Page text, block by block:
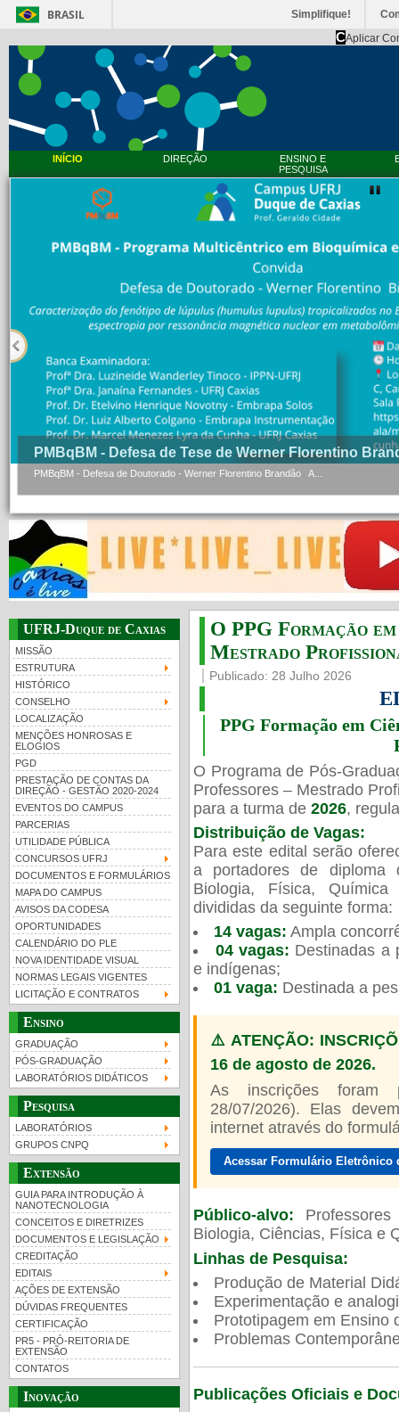
BRASIL Simplifique!
CAplicar
INÍCIO DIREÇÃO
ENSINO E
PESQUISA
PMBqBM - Defesa de Tese de Werner Florentino
PMBqBM - Defesa de Doutorado - Werner Florentino Brandão A...
UFRJ-Duque de Caxias
MISSÃO
ESTRUTURA
HISTÓRICO
CONSELHO
LOCALIZAÇÃO
MENÇÕES HONROSAS E
ELOGIOS
PGD
PRESTAÇÃO DE CONTAS DA
DIREÇÃO - GESTÃO 2020-2024
EVENTOS DO CAMPUS
PARCERIAS
UTILIDADE PÚBLICA
CONCURSOS UFRJ
DOCUMENTOS E FORMULÁRIOS
MAPA DO CAMPUS
AVISOS DA CODESA
OPORTUNIDADES
CALENDÁRIO DO PLE
NOVA IDENTIDADE VISUAL
NORMAS LEGAIS VIGENTES
LICITAÇÃO E CONTRATOS
Ensino
GRADUAÇÃO
PÓS-GRADUAÇÃO
LABORATÓRIOS DIDÁTICOS
Pesquisa
LABORATÓRIOS
GRUPOS CNPQ
Extensão
GUIA PARA INTRODUÇÃO À
NANOTECNOLOGIA
CONCEITOS E DIRETRIZES
DOCUMENTOS E LEGISLAÇÃO
CREDITAÇÃO
EDITAIS
AÇÕES DE EXTENSÃO
DÚVIDAS FREQUENTES
CERTIFICAÇÃO
PR5 - PRÓ-REITORIA DE
EXTENSÃO
CONTATOS
Inovação
O PPG Formação
Mestrado
Publicado: 28 Julho 2026
PPG Formação em
O Programa de Pós-
Professores – Mestrado
para a turma de 2026,
Distribuição de Vagas:
Para este edital serão
a portadores de diploma
Biologia, Física,
divididas da seguinte forma:
14 vagas: Ampla
04 vagas: Destinadas a
e indígenas;
01 vaga: Destinada a
⚠️ ATENÇÃO:
16 de agosto de 2026.
As inscrições foram
28/07/2026). Elas
internet através do
Acessar Formulário
Público-alvo:
Biologia, Ciências, Física e
Linhas de Pesquisa:
Produção de Material
Experimentação e
Prototipagem em Ensino
Problemas
Publicações Oficiais e
UFRJ 100 anos